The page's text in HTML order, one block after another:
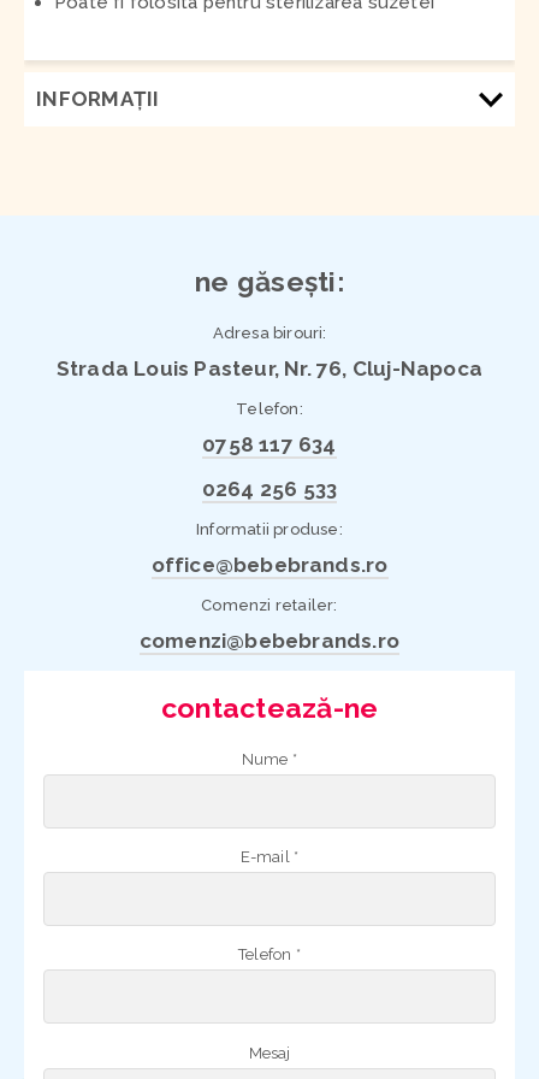
INFORMAŢII
ne găsești:
Adresa birouri:
Strada Louis Pasteur, Nr. 76, Cluj-Napoca
Telefon:
0758 117 634
0264 256 533
Informatii produse:
office@bebebrands.ro
Comenzi retailer:
comenzi@bebebrands.ro
contactează-ne
Nume *
E-mail *
Telefon *
Mesaj